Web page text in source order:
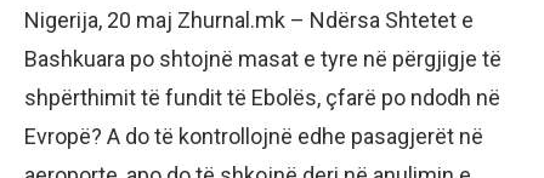
Nigerija, 20 maj Zhurnal.mk – Ndërsa Shtetet e
Bashkuara po shtojnë masat e tyre në përgjigje të
shpërthimit të fundit të Ebolës, çfarë po ndodh në
Evropë? A do të kontrollojnë edhe pasagjerët në